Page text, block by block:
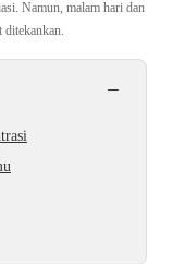
Namun, malam hari dan
−